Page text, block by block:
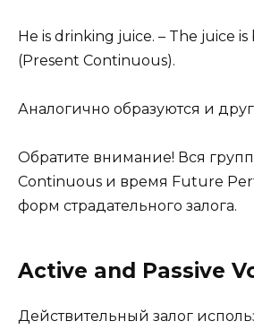
He is drinking juice. – The juice
(Present Continuous).
Аналогично образуются и
Обратите внимание! Вся
Continuous и время Future
форм страдательного залога.
Active and Passive
Действительный залог